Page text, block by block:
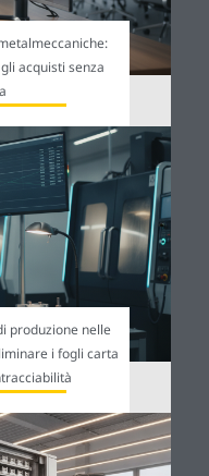
acquisti senza
produzione nelle
i fogli carta